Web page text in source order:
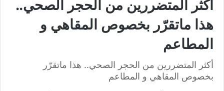
أكثر المتضررين من الحجر الصحي..
هذا ماتقرّر بخصوص المقاهي و
المطاعم
أكثر المتضررين من الحجر الصحي.. هذا ماتقرّر
بخصوص المقاهي و المطاعم